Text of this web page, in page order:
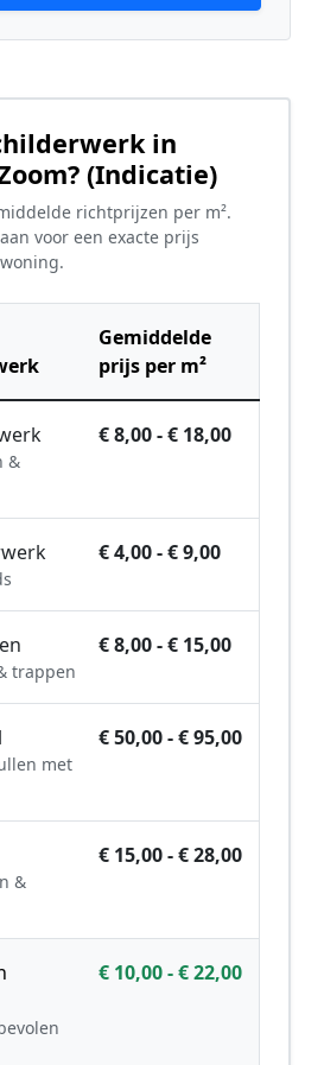
in
(Indicatie)
richtprijzen per m².
voor een exacte prijs
Gemiddelde
prijs per m²
&
€ 8,00 - € 18,00
€ 4,00 - € 9,00
trappen
€ 8,00 - € 15,00
met
€ 50,00 - € 95,00
&
€ 15,00 - € 28,00
€ 10,00 - € 22,00